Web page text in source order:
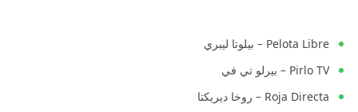
Pelota Libre – بيلوتا ليبري
Pirlo TV – بيرلو تي في
Roja Directa – روخا ديريكتا